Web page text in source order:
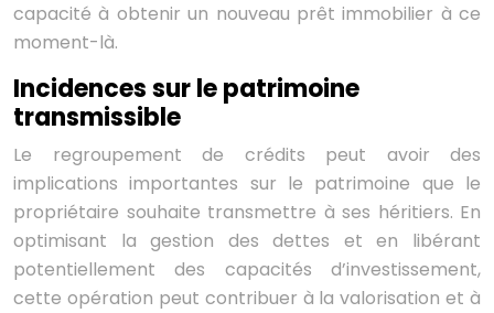
capacité à obtenir un nouveau prêt immobilier à ce
moment-là.
Incidences sur le patrimoine
transmissible
Le regroupement de crédits peut avoir des
implications importantes sur le patrimoine que le
propriétaire souhaite transmettre à ses héritiers. En
optimisant la gestion des dettes et en libérant
potentiellement des capacités d’investissement,
cette opération peut contribuer à la valorisation et à